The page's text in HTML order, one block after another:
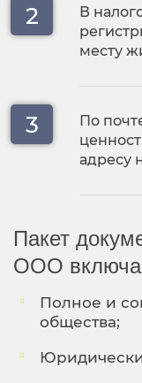
В
месту
По
адресу
Пакет
ООО
Полное и
общества;